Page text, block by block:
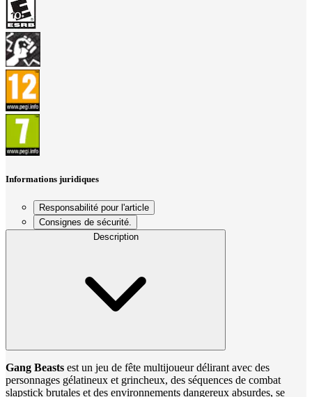
Informations juridiques
Responsabilité pour l'article
Consignes de sécurité.
Description
Gang Beasts est un jeu de fête multijoueur délirant avec des
personnages gélatineux et grincheux, des séquences de combat
slapstick brutales et des environnements dangereux absurdes, se